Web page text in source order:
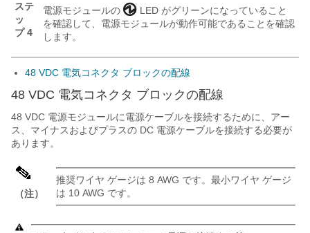
ステ
ッ
プ 4
電源モジュールの
LED がグリーンになっていること
を確認して、電源モジュールが動作可能であることを確認
します。
48 VDC 電気コネクタ ブロックの配線
48 VDC 電気コネクタ ブロックの配線
48 VDC 電源モジュールに電源ケーブルを接続するために、アー
ス、マイナスおよびプラスの DC 電源ケーブルを接続する必要が
あります。
（注）
推奨ワイヤ ゲージは 8 AWG です。最小ワイヤ ゲージ
は 10 AWG です。